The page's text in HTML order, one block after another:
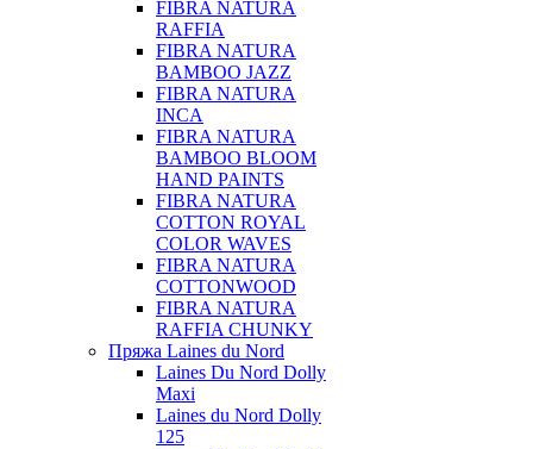
FIBRA NATURA
RAFFIA
FIBRA NATURA
BAMBOO JAZZ
FIBRA NATURA
INCA
FIBRA NATURA
BAMBOO BLOOM
HAND PAINTS
FIBRA NATURA
COTTON ROYAL
COLOR WAVES
FIBRA NATURA
COTTONWOOD
FIBRA NATURA
RAFFIA CHUNKY
Пряжа Laines du Nord
Laines Du Nord Dolly
Maxi
Laines du Nord Dolly
125